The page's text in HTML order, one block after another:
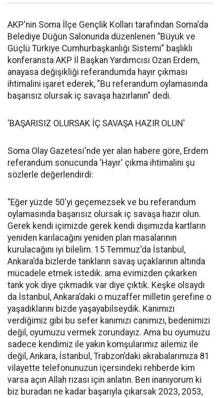
AKP'nin Soma İlçe Gençlik Kolları tarafından Soma'da
Belediye Düğün Salonunda düzenlenen “Büyük ve
Güçlü Türkiye Cumhurbaşkanlığı Sistemi” başlıklı
konferansta AKP İl Başkan Yardımcısı Ozan Erdem,
anayasa değişikliği referandumda hayır çıkması
ihtimalini işaret ederek, "Bu referandum oylamasında
başarısız olursak iç savaşa hazırlanın" dedi.
'BAŞARISIZ OLURSAK İÇ SAVAŞA HAZIR OLUN'
Soma Olay Gazetesi'nde yer alan habere göre, Erdem
referandum sonucunda 'Hayır' çıkma ihtimalini şu
sözlerle değerlendirdi:
“Eğer yüzde 50'yi geçemezsek ve bu referandum
oylamasında başarısız olursak iç savaşa hazır olun.
Gerek kendi içimizde gerek kendi dışımızda kartların
yeniden karılacağını yeniden plan masalarının
kurulacağını iyi bilelim. 15 Temmuz'da İstanbul,
Ankara’da bizlerde tankların savaş uçaklarının altında
mücadele etmek istedik. ama evimizden çıkarken
tank yok diye çıkmadık var diye çıktık. Keşke olsaydı
da İstanbul, Ankara’daki o muzaffer milletin şerefine o
yaşadıklarını bizde yaşayabilseydik. Kanımızı
verdiğimiz gibi bu sefer kanımızı canımızı, bedenimizi
değil, oyumuzu vermek zorundayız. Ama bu oyumuzu
sadece kendimiz ile yakın komşularımız ailemiz ile
değil, Ankara, İstanbul, Trabzon’daki akrabalarımıza 81
vilayette telefonunuzun içersindeki rehberde kim
varsa açın Allah rızası için anlatın. Ben inanıyorum ki
biz buradan ne kadar başarıyla çıkarsak 2023, 2053,